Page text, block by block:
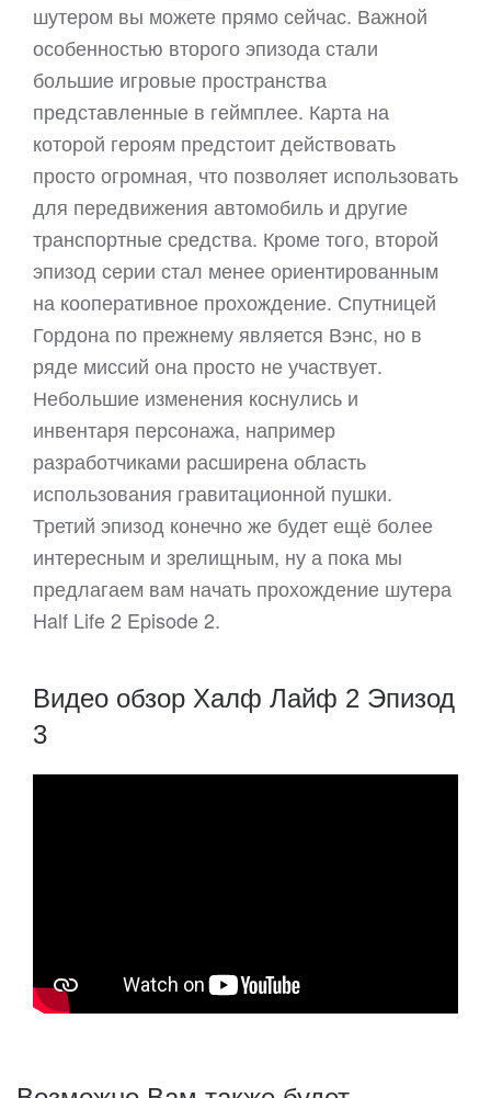
шутером вы можете прямо сейчас. Важной
особенностью второго эпизода стали
большие игровые пространства
представленные в геймплее. Карта на
которой героям предстоит действовать
просто огромная, что позволяет использовать
для передвижения автомобиль и другие
транспортные средства. Кроме того, второй
эпизод серии стал менее ориентированным
на кооперативное прохождение. Спутницей
Гордона по прежнему является Вэнс, но в
ряде миссий она просто не участвует.
Небольшие изменения коснулись и
инвентаря персонажа, например
разработчиками расширена область
использования гравитационной пушки.
Третий эпизод конечно же будет ещё более
интересным и зрелищным, ну а пока мы
предлагаем вам начать прохождение шутера
Half Life 2 Episode 2.
Видео обзор Халф Лайф 2 Эпизод
3